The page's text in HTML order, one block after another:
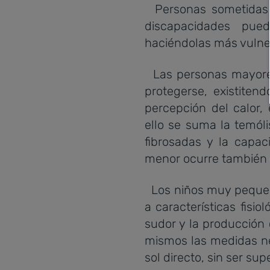
Personas
discapacidades
haciéndolas más
Las personas
protegerse,
percepción del calor,
ello se suma la
fibrosadas y la
menor ocurre
Los niños muy
a características
sudor y la
mismos las medidas
sol directo, sin ser